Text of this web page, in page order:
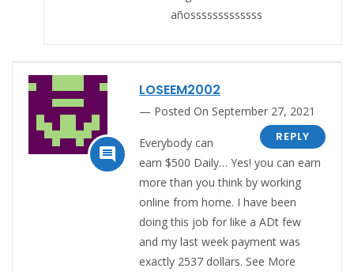
añosssssssssssss

LOSEEM2002
Posted On September 27, 2021
REPLY
Everybody can
earn $500 Daily… Yes! you can earn
more than you think by working
online from home. I have been
doing this job for like a ADt few
and my last week payment was
exactly 2537 dollars. See More